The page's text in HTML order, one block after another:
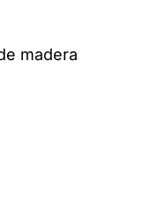
madera